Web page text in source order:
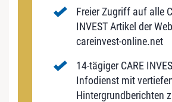
Freier Zugriff auf alle
INVEST Artikel der
careinvest-online.net
14-tägiger CARE
Infodienst mit
Hintergrundberichten